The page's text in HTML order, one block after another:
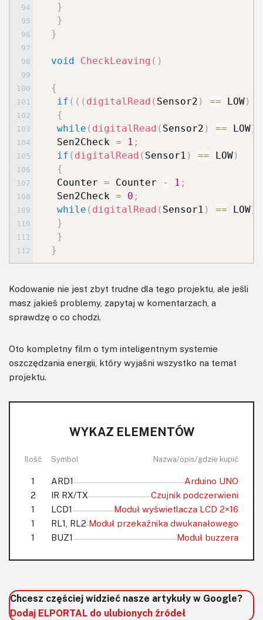
}
}
}
void CheckLeaving ( )
{
if ( ( ( digitalRead ( Sensor2 ) == LOW)
{
while ( digitalRead ( Sensor2 ) == LOW)
Sen2Check = 1 ;
if ( digitalRead ( Sensor1 ) == LOW)
{
Counter = Counter - 1 ;
Sen2Check = 0 ;
while ( digitalRead ( Sensor1 ) == LOW)
}
}
}
Kodowanie nie jest zbyt trudne dla tego projektu, ale jeśli
masz jakieś problemy, zapytaj w komentarzach, a
sprawdzę o co chodzi.
Oto kompletny film o tym inteligentnym systemie
oszczędzania energii, który wyjaśni wszystko na temat
projektu.
WYKAZ ELEMENTÓW
Ilość Symbol Nazwa/opis/gdzie kupić
1 ARD1
Arduino UNO
2
IR RX/TX
Czujnik podczerwieni
1
LCD1
Moduł wyświetlacza LCD 2×16
1
RL1, RL2 Moduł przekaźnika dwukanałowego
1
BUZ1 Moduł buzzera
Chcesz częściej widzieć nasze artykuły w Google?
Dodaj ELPORTAL do ulubionych źródeł